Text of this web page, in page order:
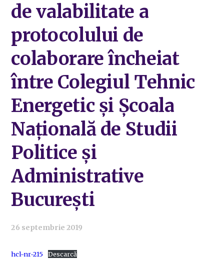
de valabilitate a
protocolului de
colaborare încheiat
între Colegiul Tehnic
Energetic și Școala
Națională de Studii
Politice și
Administrative
București
26 septembrie 2019
hcl-nr-215 Descarcă